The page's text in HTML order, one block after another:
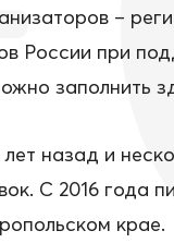
–
России при
заполнить
назад и
С 2016 года
крае.